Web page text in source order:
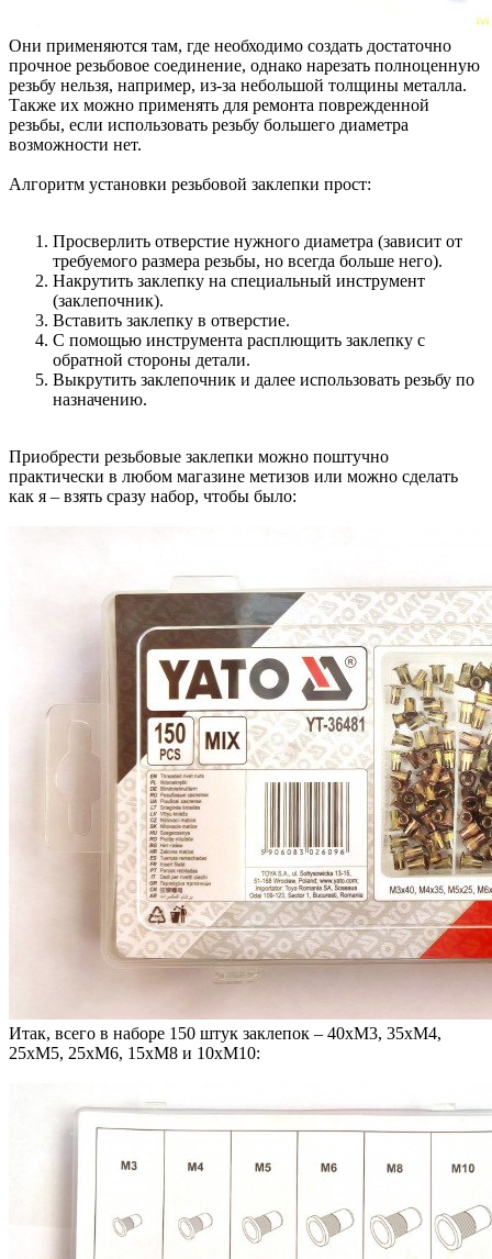
Они применяются там, где необходимо создать достаточно
прочное резьбовое соединение, однако нарезать полноценную
резьбу нельзя, например, из-за небольшой толщины металла.
Также их можно применять для ремонта поврежденной
резьбы, если использовать резьбу большего диаметра
возможности нет.
Алгоритм установки резьбовой заклепки прост:
Просверлить отверстие нужного диаметра (зависит от
требуемого размера резьбы, но всегда больше него).
Накрутить заклепку на специальный инструмент
(заклепочник).
Вставить заклепку в отверстие.
С помощью инструмента расплющить заклепку с
обратной стороны детали.
Выкрутить заклепочник и далее использовать резьбу по
назначению.
Приобрести резьбовые заклепки можно поштучно
практически в любом магазине метизов или можно сделать
как я – взять сразу набор, чтобы было:
Итак, всего в наборе 150 штук заклепок – 40хМ3, 35хМ4,
25хМ5, 25хМ6, 15хМ8 и 10хМ10: